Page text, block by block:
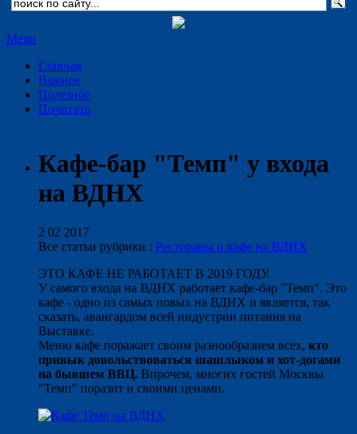
Menu
Главная
Важное
Полезное
Почитать
Кафе-бар "Темп" у входа
на ВДНХ
2 02 2017
Все статьи рубрики : Рестораны и кафе на ВДНХ
ЭТО КАФЕ НЕ РАБОТАЕТ В 2019 ГОДУ.
У самого входа на ВДНХ работает кафе-бар "Темп". Это
кафе - одно из самых новых на ВДНХ и является, так
сказать, авангардом всей индустрии питания на
Выставке.
Меню кафе поражает своим разнообразием всех, кто
привык довольствоваться шашлыком и хот-догами
на бывшем ВВЦ. Впрочем, многих гостей Москвы
"Темп" поразит и своими ценами.